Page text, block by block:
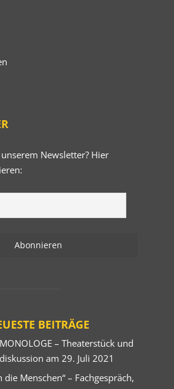
Newsletter? Hier
BEITRÄGE
MONOLOGE – Theaterstück und
am 29. Juli 2021
die Menschen“ – Fachgespräch,